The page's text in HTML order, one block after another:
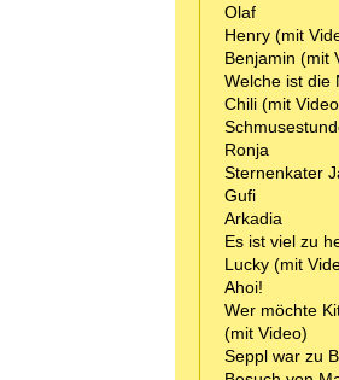
Olaf
Henry (mit
Benjamin (mit
Welche ist die
Chili (mit
Ronja
Sternenkater
Gufi
Arkadia
Es ist viel zu
Lucky (mit
Ahoi!
Wer möchte
(mit Video)
Seppl war zu